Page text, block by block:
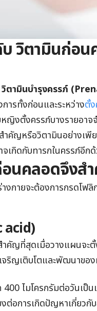
วิตามินก่อน
ตามินบำรุงครรภ์
ารทั้งก่อนและระหว่างตั้
ญิงตั้งครรภ์บางรายอาจ
สำคัญหรือวิตามินอย่างเ
เกิดกับทารกในครรภ์อีก
อนคลอดจึงส
งกายจะต้องการกรดโ
acid)
คัญที่สุดเมื่อวางแผนจะตั้
จริญเติบโตและพัฒนาขอ
400 ไมโครกรัมต่อวันเป็
ต่อการเกิดปัญหาเกี่ยว